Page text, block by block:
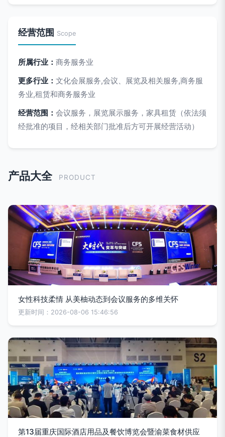
经营范围 Scope
所属行业： 商务服务业
更多行业： 文化会展服务,会议、展览及相关服务,商务服
务业,租赁和商务服务业
经营范围： 会议服务，展览展示服务，家具租赁（依法须
经批准的项目，经相关部门批准后方可开展经营活动）
产品大全 PRODUCT
女性科技柔情 从美柚动态到会议服务的多维关怀
更新时间：2026-08-06 15:46:56
第13届重庆国际酒店用品及餐饮博览会暨渝菜食材供应